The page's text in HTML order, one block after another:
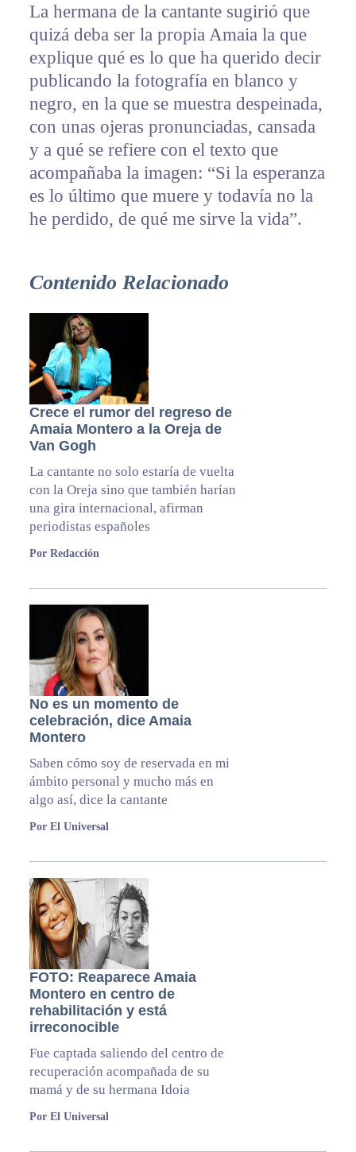
La hermana de la cantante sugirió que
quizá deba ser la propia Amaia la que
explique qué es lo que ha querido decir
publicando la fotografía en blanco y
negro, en la que se muestra despeinada,
con unas ojeras pronunciadas, cansada
y a qué se refiere con el texto que
acompañaba la imagen: “Si la esperanza
es lo último que muere y todavía no la
he perdido, de qué me sirve la vida”.
Contenido Relacionado
Crece el rumor del regreso de
Amaia Montero a la Oreja de
Van Gogh
La cantante no solo estaría de vuelta
con la Oreja sino que también harían
una gira internacional, afirman
periodistas españoles
Por Redacción
No es un momento de
celebración, dice Amaia
Montero
Saben cómo soy de reservada en mi
ámbito personal y mucho más en
algo así, dice la cantante
Por El Universal
FOTO: Reaparece Amaia
Montero en centro de
rehabilitación y está
irreconocible
Fue captada saliendo del centro de
recuperación acompañada de su
mamá y de su hermana Idoia
Por El Universal